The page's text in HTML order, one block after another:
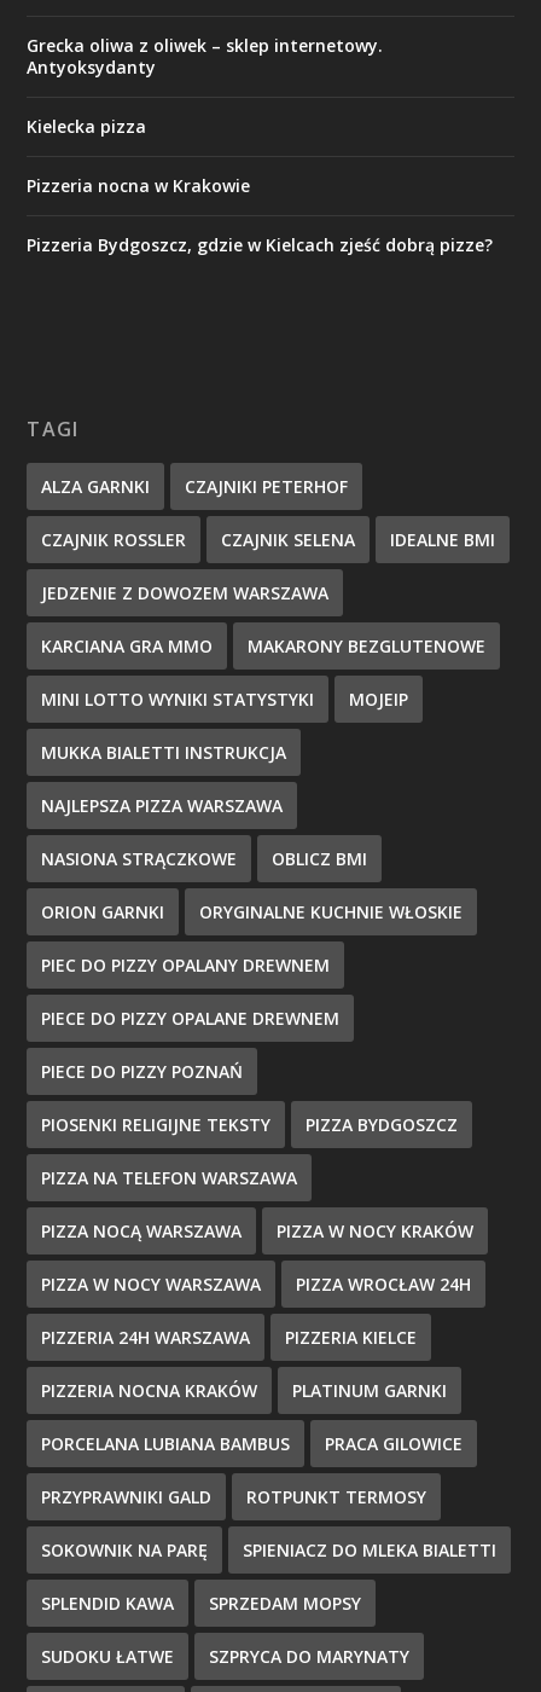
Grecka oliwa z oliwek – sklep internetowy.
Antyoksydanty
Kielecka pizza
Pizzeria nocna w Krakowie
Pizzeria Bydgoszcz, gdzie w Kielcach zjeść dobrą pizze?
TAGI
ALZA GARNKI CZAJNIKI PETERHOF
CZAJNIK ROSSLER CZAJNIK SELENA IDEALNE BMI
JEDZENIE Z DOWOZEM WARSZAWA
KARCIANA GRA MMO MAKARONY BEZGLUTENOWE
MINI LOTTO WYNIKI STATYSTYKI MOJEIP
MUKKA BIALETTI INSTRUKCJA
NAJLEPSZA PIZZA WARSZAWA
NASIONA STRĄCZKOWE OBLICZ BMI
ORION GARNKI ORYGINALNE KUCHNIE WŁOSKIE
PIEC DO PIZZY OPALANY DREWNEM
PIECE DO PIZZY OPALANE DREWNEM
PIECE DO PIZZY POZNAŃ
PIOSENKI RELIGIJNE TEKSTY PIZZA BYDGOSZCZ
PIZZA NA TELEFON WARSZAWA
PIZZA NOCĄ WARSZAWA PIZZA W NOCY KRAKÓW
PIZZA W NOCY WARSZAWA PIZZA WROCŁAW 24H
PIZZERIA 24H WARSZAWA PIZZERIA KIELCE
PIZZERIA NOCNA KRAKÓW PLATINUM GARNKI
PORCELANA LUBIANA BAMBUS PRACA GILOWICE
PRZYPRAWNIKI GALD ROTPUNKT TERMOSY
SOKOWNIK NA PARĘ SPIENIACZ DO MLEKA BIALETTI
SPLENDID KAWA SPRZEDAM MOPSY
SUDOKU ŁATWE SZPRYCA DO MARYNATY